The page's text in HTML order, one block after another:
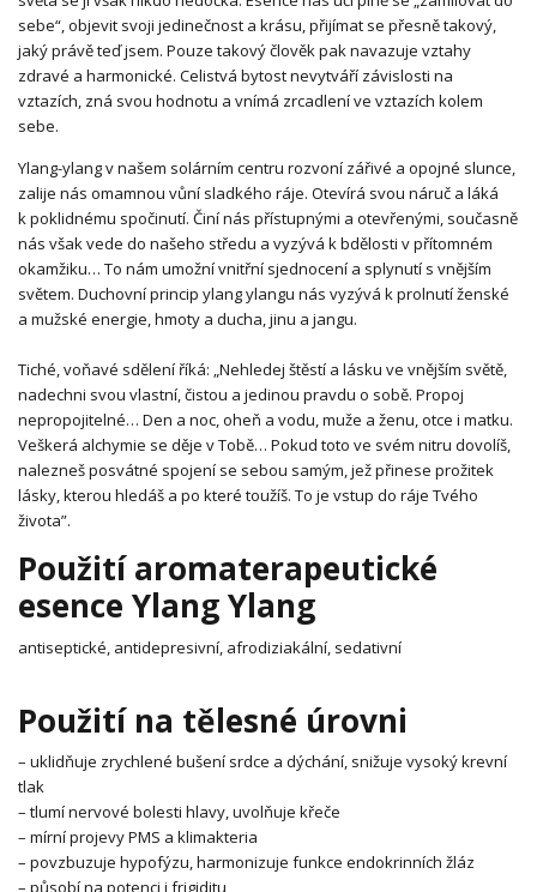
sebe“, objevit svoji jedinečnost a krásu, přijímat se přesně takový,
jaký právě teď jsem. Pouze takový člověk pak navazuje vztahy
zdravé a harmonické. Celistvá bytost nevytváří závislosti na
vztazích, zná svou hodnotu a vnímá zrcadlení ve vztazích kolem
sebe.
Ylang-ylang v našem solárním centru rozvoní zářivé a opojné slunce,
zalije nás omamnou vůní sladkého ráje. Otevírá svou náruč a láká
k poklidnému spočinutí. Činí nás přístupnými a otevřenými, současně
nás však vede do našeho středu a vyzývá k bdělosti v přítomném
okamžiku… To nám umožní vnitřní sjednocení a splynutí s vnějším
světem. Duchovní princip ylang ylangu nás vyzývá k prolnutí ženské
a mužské energie, hmoty a ducha, jinu a jangu.
Tiché, voňavé sdělení říká: „Nehledej štěstí a lásku ve vnějším světě,
nadechni svou vlastní, čistou a jedinou pravdu o sobě. Propoj
nepropojitelné… Den a noc, oheň a vodu, muže a ženu, otce i matku.
Veškerá alchymie se děje v Tobě… Pokud toto ve svém nitru dovolíš,
nalezneš posvátné spojení se sebou samým, jež přinese prožitek
lásky, kterou hledáš a po které toužíš. To je vstup do ráje Tvého
života”.
Použití aromaterapeutické
esence Ylang Ylang
antiseptické, antidepresivní, afrodiziakální, sedativní
Použití na tělesné úrovni
– uklidňuje zrychlené bušení srdce a dýchání, snižuje vysoký krevní
tlak
– tlumí nervové bolesti hlavy, uvolňuje křeče
– mírní projevy PMS a klimakteria
– povzbuzuje hypofýzu, harmonizuje funkce endokrinních žláz
– působí na potenci i frigiditu